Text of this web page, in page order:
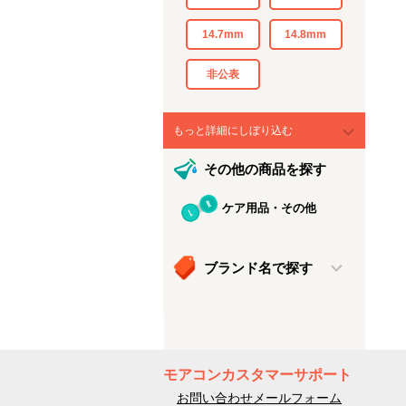
14.7mm 14.8mm
非公表
もっと詳細にしぼり込む
その他の商品を探す
ケア用品・その他
ブランド名で探す
モアコンカスタマーサポート
お問い合わせメールフォーム